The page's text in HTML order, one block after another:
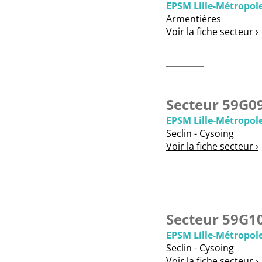
EPSM Lille-
Armentières
Voir la fiche secteur ›
Secteur
EPSM Lille-
Seclin - Cysoing
Voir la fiche secteur ›
Secteur
EPSM Lille-
Seclin - Cysoing